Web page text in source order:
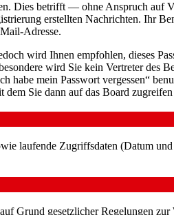
Dies betrifft — ohne Anspruch
erstellten Nachrichten. Ihr
Adresse.
wird Ihnen empfohlen, dieses
wird Sie kein Vertreter des
habe mein Passwort vergessen“
dem Sie dann auf das Board
laufende Zugriffsdaten (Datum
Grund gesetzlicher Regelungen